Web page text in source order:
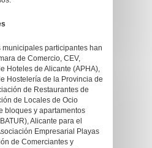
municipales participantes han
de Comercio, CEV,
Hoteles de Alicante (APHA),
Hostelería de la Provincia de
de Restaurantes de
de Locales de Ocio
bloques y apartamentos
Alicante para el
Empresarial Playas
de Comerciantes y